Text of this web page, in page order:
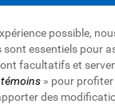
possible,
sont essentiels pour
facultatifs et
» pour profiter
des